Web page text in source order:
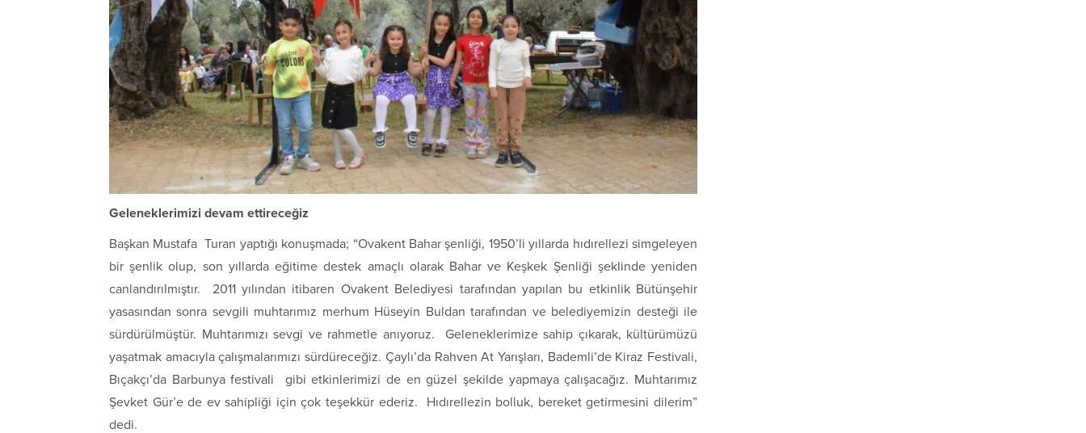
Geleneklerimizi devam ettireceğiz
Başkan Mustafa Turan yaptığı konuşmada; “Ovakent Bahar şenliği, 1950’li yıllarda hıdırellezi simgeleyen
bir şenlik olup, son yıllarda eğitime destek amaçlı olarak Bahar ve Keşkek Şenliği şeklinde yeniden
canlandırılmıştır. 2011 yılından itibaren Ovakent Belediyesi tarafından yapılan bu etkinlik Bütünşehir
yasasından sonra sevgili muhtarımız merhum Hüseyin Buldan tarafından ve belediyemizin desteği ile
sürdürülmüştür. Muhtarımızı sevgi ve rahmetle anıyoruz. Geleneklerimize sahip çıkarak, kültürümüzü
yaşatmak amacıyla çalışmalarımızı sürdüreceğiz. Çaylı’da Rahven At Yarışları, Bademli’de Kiraz Festivali,
Bıçakçı’da Barbunya festivali gibi etkinlerimizi de en güzel şekilde yapmaya çalışacağız. Muhtarımız
Şevket Gür’e de ev sahipliği için çok teşekkür ederiz. Hıdırellezin bolluk, bereket getirmesini dilerim”
dedi.